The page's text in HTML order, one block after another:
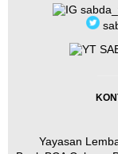
Yayasan